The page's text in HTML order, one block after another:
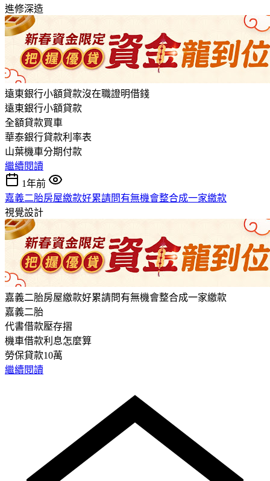
進修深造
遠東銀行小額貸款沒在職證明借錢
遠東銀行小額貸款
全額貸款買車
華泰銀行貸款利率表
山葉機車分期付款
繼續閱讀
1年前
嘉義二胎房屋繳款好累請問有無機會整合成一家繳款
視覺設計
嘉義二胎房屋繳款好累請問有無機會整合成一家繳款
嘉義二胎
代書借款壓存摺
機車借款利息怎麼算
勞保貸款10萬
繼續閱讀